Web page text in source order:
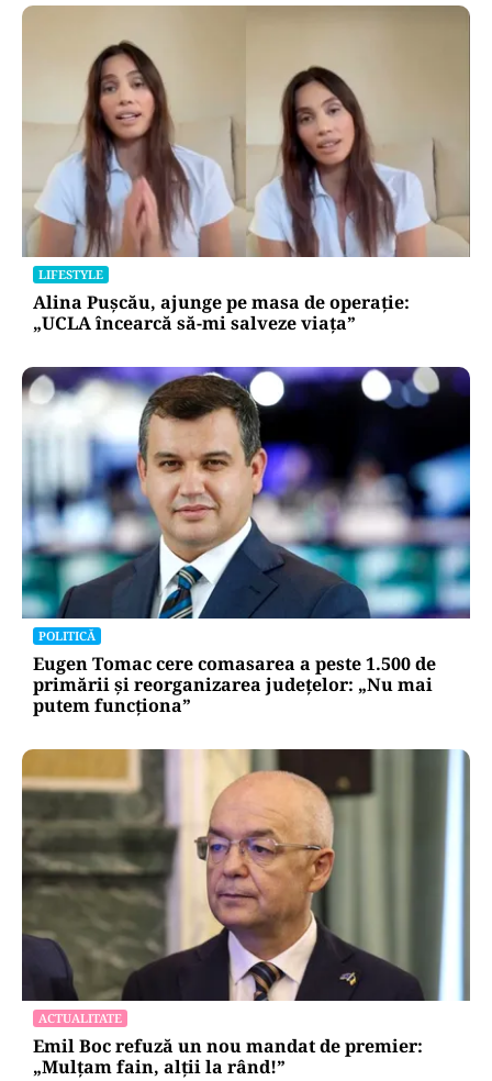
LIFESTYLE
Alina Pușcău, ajunge pe masa de operație:
„UCLA încearcă să-mi salveze viața”
POLITICĂ
Eugen Tomac cere comasarea a peste 1.500 de
primării și reorganizarea județelor: „Nu mai
putem funcționa”
ACTUALITATE
Emil Boc refuză un nou mandat de premier:
„Mulțam fain, alții la rând!”